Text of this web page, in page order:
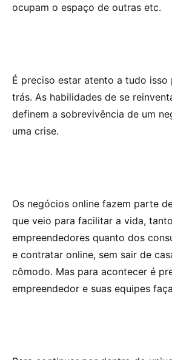
ocupam o espaço de outras etc.
É preciso estar atento a tudo isso
trás. As habilidades de se
definem a sobrevivência de um
uma crise.
Os negócios online fazem parte
que veio para facilitar a vida,
empreendedores quanto dos
e contratar online, sem sair de
cômodo. Mas para acontecer é
empreendedor e suas equipes